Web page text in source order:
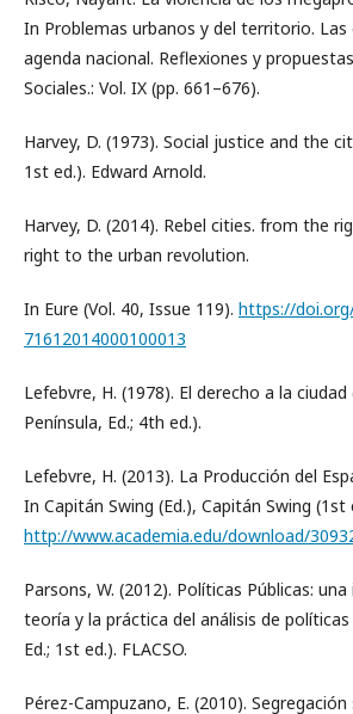
In Problemas urbanos y del territorio. Las
agenda nacional. Reflexiones y
Sociales.: Vol. IX (pp. 661–676).
Harvey, D. (1973). Social justice and the
1st ed.). Edward Arnold.
Harvey, D. (2014). Rebel cities. from the
right to the urban revolution.
In Eure (Vol. 40, Issue 119). https://
71612014000100013
Lefebvre, H. (1978). El derecho a la ciudad
Península, Ed.; 4th ed.).
Lefebvre, H. (2013). La Producción del
In Capitán Swing (Ed.), Capitán Swing (1st
http://www.academia.edu/download/
Parsons, W. (2012). Políticas Públicas:
teoría y la práctica del análisis de políticas
Ed.; 1st ed.). FLACSO.
Pérez-Campuzano, E. (2010).